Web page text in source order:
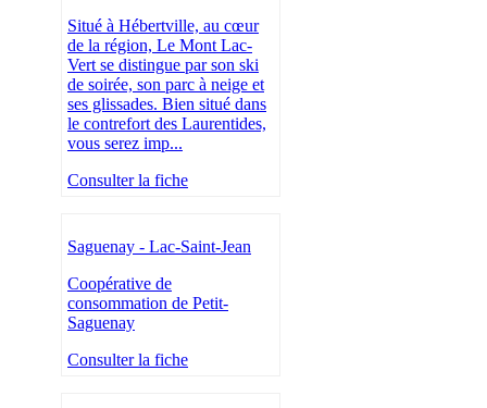
Situé à Hébertville, au cœur
de la région, Le Mont Lac-
Vert se distingue par son ski
de soirée, son parc à neige et
ses glissades. Bien situé dans
le contrefort des Laurentides,
vous serez imp...
Consulter la fiche
Saguenay - Lac-Saint-Jean
Coopérative de
consommation de Petit-
Saguenay
Consulter la fiche